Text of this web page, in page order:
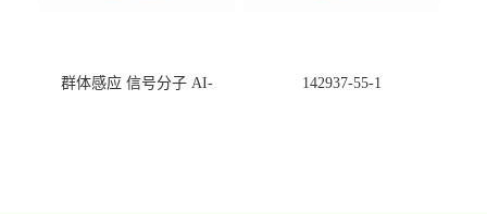
群体感应 信号分子 AI-
142937-55-1